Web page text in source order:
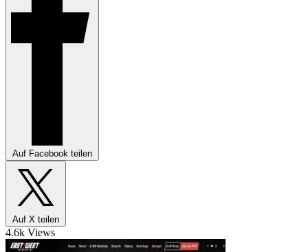
Auf Facebook teilen
Auf X teilen
4.6k Views